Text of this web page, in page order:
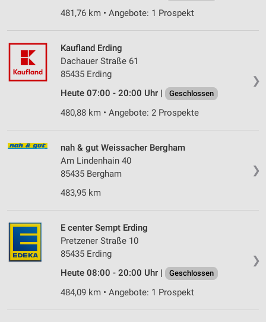
481,76 km • Angebote: 1 Prospekt
❯
Kaufland Erding
Dachauer Straße 61
85435 Erding
Heute 07:00 - 20:00 Uhr |
Geschlossen
480,88 km • Angebote: 2 Prospekte
❯
nah & gut Weissacher Bergham
Am Lindenhain 40
85435 Bergham
483,95 km
❯
E center Sempt Erding
Pretzener Straße 10
85435 Erding
Heute 08:00 - 20:00 Uhr |
Geschlossen
484,09 km • Angebote: 1 Prospekt